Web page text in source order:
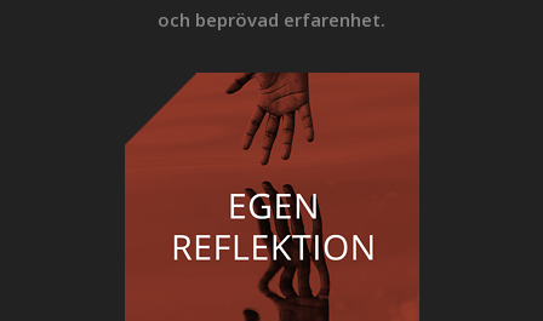
och beprövad erfarenhet.